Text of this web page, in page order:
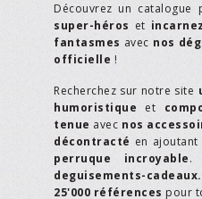
Découvrez un catalogue
super-héros et
fantasmes avec nos
officielle !
Recherchez sur notre site
humoristique et
tenue avec nos
décontracté en
perruque incroyable.
deguisements-
25'000 références pour